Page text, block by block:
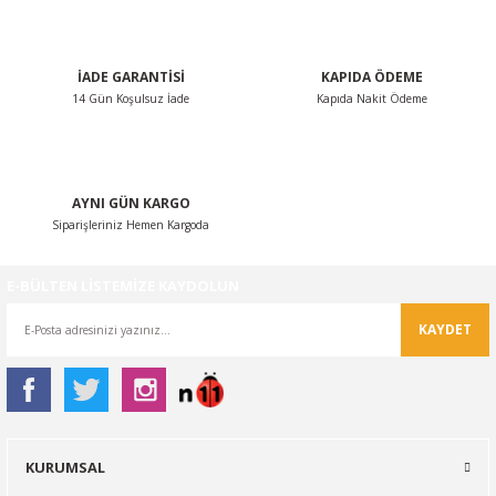
İADE GARANTİSİ
14 Gün Koşulsuz İade
KAPIDA ÖDEME
Kapıda Nakit Ödeme
AYNI GÜN KARGO
Siparişleriniz Hemen Kargoda
KAYDET
KURUMSAL